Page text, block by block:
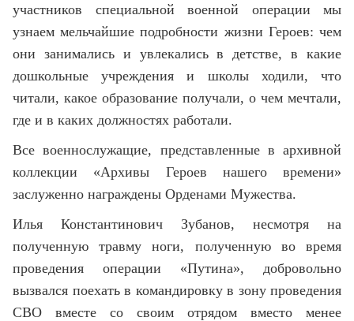
участников специальной военной операции мы
узнаем мельчайшие подробности жизни Героев: чем
они занимались и увлекались в детстве, в какие
дошкольные учреждения и школы ходили, что
читали, какое образование получали, о чем мечтали,
где и в каких должностях работали.
Все военнослужащие, представленные в архивной
коллекции «Архивы Героев нашего времени»
заслуженно награждены Орденами Мужества.
Илья Константинович Зубанов, несмотря на
полученную травму ноги, полученную во время
проведения операции «Путина», добровольно
вызвался поехать в командировку в зону проведения
СВО вместе со своим отрядом вместо менее